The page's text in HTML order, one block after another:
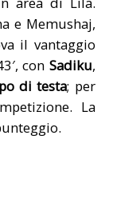
e Memushaj,
il vantaggio
con Sadiku,
di testa; per
La